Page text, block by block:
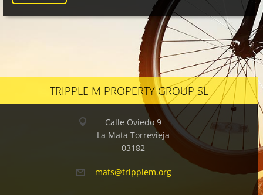
TRIPPLE M PROPERTY GROUP SL
Calle Oviedo 9
La Mata Torrevieja
03182
mats@tripplem.org